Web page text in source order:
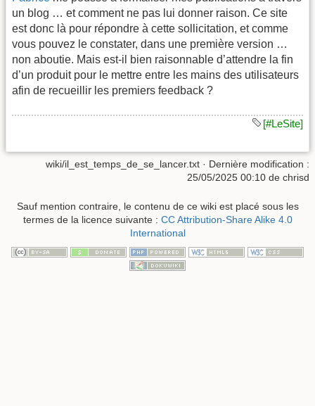
un blog … et comment ne pas lui donner raison. Ce site
est donc là pour répondre à cette sollicitation, et comme
vous pouvez le constater, dans une première version …
non aboutie. Mais est-il bien raisonnable d’attendre la fin
d’un produit pour le mettre entre les mains des utilisateurs
afin de recueillir les premiers feedback ?
[#LeSite]
wiki/il_est_temps_de_se_lancer.txt · Dernière modification :
25/05/2025 00:10 de chrisd
Sauf mention contraire, le contenu de ce wiki est placé sous les
termes de la licence suivante : CC Attribution-Share Alike 4.0
International